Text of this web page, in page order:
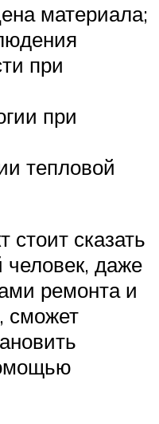
материала;
при
при
тепловой
стоит сказать
человек, даже
ремонта и
сможет